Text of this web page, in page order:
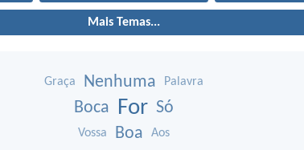
Mais Temas...
Graça Nenhuma Palavra
Boca For Só
Vossa Boa Aos